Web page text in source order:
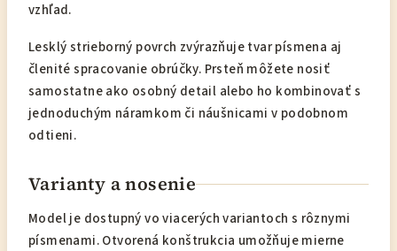
vzhľad.
Lesklý strieborný povrch zvýrazňuje tvar písmena aj
členité spracovanie obrúčky. Prsteň môžete nosiť
samostatne ako osobný detail alebo ho kombinovať s
jednoduchým náramkom či náušnicami v podobnom
odtieni.
Varianty a nosenie
Model je dostupný vo viacerých variantoch s rôznymi
písmenami. Otvorená konštrukcia umožňuje mierne